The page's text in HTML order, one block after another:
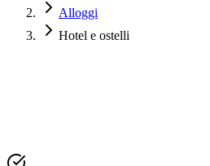
Alloggi
Hotel e ostelli